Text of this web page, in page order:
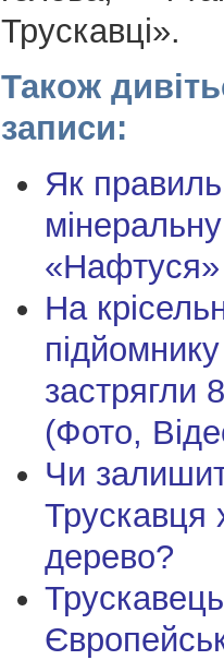
Трускавці».
Також
записи:
Як
«Нафтуся»
На
застрягли
(Фото,
Чи
Трускавця
дерево?